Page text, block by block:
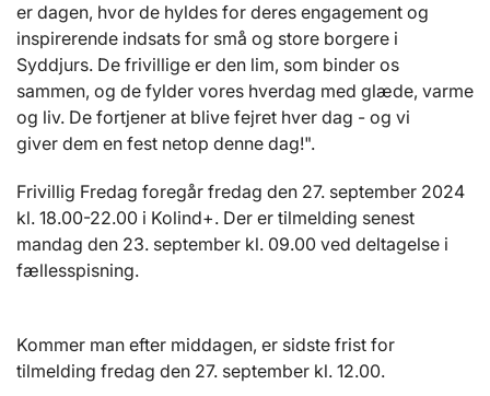
er dagen, hvor de hyldes for deres engagement og
inspirerende indsats for små og store borgere i
Syddjurs. De frivillige er den lim, som binder os
sammen, og de fylder vores hverdag med glæde, varme
og liv. De fortjener at blive fejret hver dag - og vi
giver dem en fest netop denne dag!".
Frivillig Fredag foregår fredag den 27. september 2024
kl. 18.00-22.00 i Kolind+. Der er tilmelding senest
mandag den 23. september kl. 09.00 ved deltagelse i
fællesspisning.
Kommer man efter middagen, er sidste frist for
tilmelding fredag den 27. september kl. 12.00.